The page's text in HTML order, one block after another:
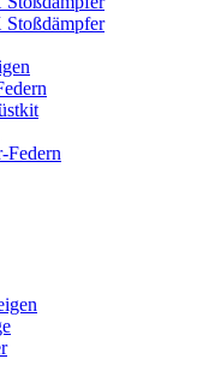
Stoßdämpfer
Federn